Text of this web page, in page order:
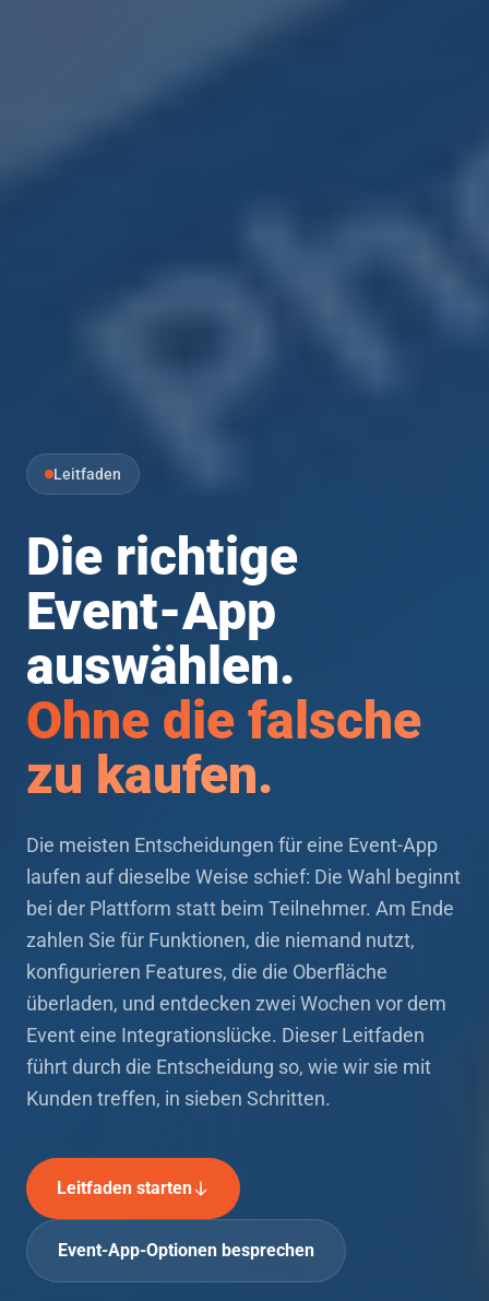
Leitfaden
Die richtige
Event-App
auswählen.
Ohne die falsche
zu kaufen.
Die meisten Entscheidungen für eine Event-App
laufen auf dieselbe Weise schief: Die Wahl beginnt
bei der Plattform statt beim Teilnehmer. Am Ende
zahlen Sie für Funktionen, die niemand nutzt,
konfigurieren Features, die die Oberfläche
überladen, und entdecken zwei Wochen vor dem
Event eine Integrationslücke. Dieser Leitfaden
führt durch die Entscheidung so, wie wir sie mit
Kunden treffen, in sieben Schritten.
Leitfaden starten
Event-App-Optionen besprechen